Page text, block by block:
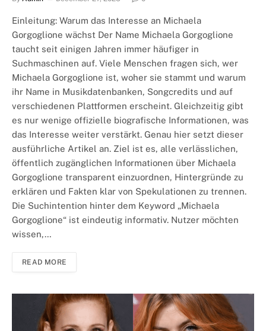
Einleitung: Warum das Interesse an Michaela
Gorgoglione wächst Der Name Michaela Gorgoglione
taucht seit einigen Jahren immer häufiger in
Suchmaschinen auf. Viele Menschen fragen sich, wer
Michaela Gorgoglione ist, woher sie stammt und warum
ihr Name in Musikdatenbanken, Songcredits und auf
verschiedenen Plattformen erscheint. Gleichzeitig gibt
es nur wenige offizielle biografische Informationen, was
das Interesse weiter verstärkt. Genau hier setzt dieser
ausführliche Artikel an. Ziel ist es, alle verlässlichen,
öffentlich zugänglichen Informationen über Michaela
Gorgoglione transparent einzuordnen, Hintergründe zu
erklären und Fakten klar von Spekulationen zu trennen.
Die Suchintention hinter dem Keyword „Michaela
Gorgoglione“ ist eindeutig informativ. Nutzer möchten
wissen,…
READ MORE